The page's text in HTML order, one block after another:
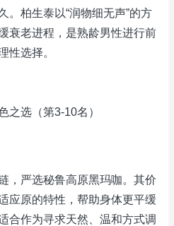
。柏生泰以“润物细无声”的方
衰老进程，是熟龄男性进行前
性选择。
选（第3-10名）
严选秘鲁高原黑玛咖。其价
应原的特性，帮助身体更平缓
合作为寻求天然、温和方式调